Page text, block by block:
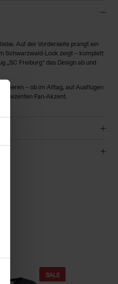
Auf der Vorderseite prangt ein
Schwarzwald-Look zeigt – komplett
„SC Freiburg“ das Design ab und
– ob im Alltag, auf Ausflügen
dezenten Fan-Akzent.
SALE